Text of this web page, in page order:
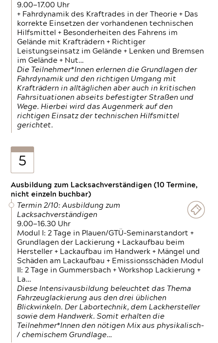
9.00—17.00 Uhr
+ Fahrdynamik des Kraftrades in der Theorie + Das
korrekte Einsetzen der vorhandenen technischen
Hilfsmittel + Besonderheiten des Fahrens im
Gelände mit Krafträdern + Richtiger
Leistungseinsatz im Gelände + Lenken und Bremsen
im Gelände + Nut…
Die Teilnehmer*Innen erlernen die Grundlagen der
Fahrdynamik und den richtigen Umgang mit
Krafträdern in alltäglichen aber auch in kritischen
Fahrsituationen abseits befestigter Straßen und
Wege. Hierbei wird das Augenmerk auf den
richtigen Einsatz der technischen Hilfsmittel
gerichtet.
5
Ausbildung zum Lacksachverständigen (10 Termine,
nicht einzeln buchbar)
Termin 2/10: Ausbildung zum
Lacksachverständigen
9.00—16.30 Uhr
Modul I: 2 Tage in Plauen/GTÜ-Seminarstandort +
Grundlagen der Lackierung + Lackaufbau beim
Hersteller + Lackaufbau im Handwerk + Mängel und
Schäden am Lackaufbau + Emissionsschäden Modul
II: 2 Tage in Gummersbach + Workshop Lackierung +
La…
Diese Intensivausbildung beleuchtet das Thema
Fahrzeuglackierung aus den drei üblichen
Blickwinkeln. Der Labortechnik, dem Lackhersteller
sowie dem Handwerk. Somit erhalten die
Teilnehmer*Innen den nötigen Mix aus physikalisch-
/ chemischem Grundlage…